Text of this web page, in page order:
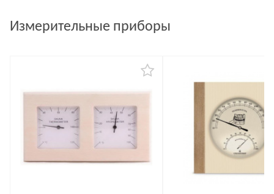
Измерительные приборы